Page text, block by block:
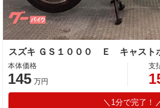
本体価格
145 万円
支
1分で完了！